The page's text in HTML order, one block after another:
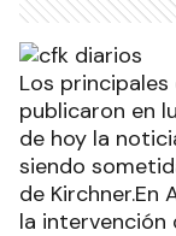
Los
publicaron en
de hoy la
siendo
de Kirchner.En
la intervención